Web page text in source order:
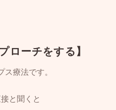
ローチをする】
ス療法です。
と聞くと